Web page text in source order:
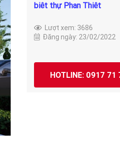
biêt thự Phan Thiêt
Lượt xem: 3686
Đăng ngày: 23/02/2022
HOTLINE: 0917 71